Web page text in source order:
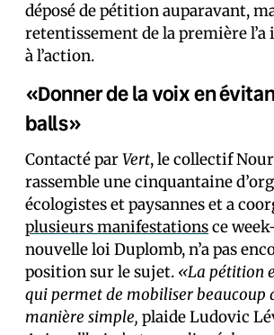
déposé de pétition auparavant,
retentissement de la première l’a
à l’action.
«Donner de la voix en
balls»
Contacté parVert, le collectif
rassemble une cinquantaine
écologistes et paysannes et a
plusieurs manifestationsce
nouvelle loi Duplomb, n’a pas
position sur le sujet. «La pétition
qui permet de mobiliser beaucoup
manière simple, plaide Ludovic